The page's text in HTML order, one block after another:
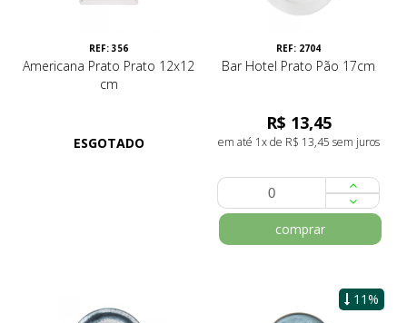
REF: 356
Americana Prato Prato 12x12
cm
ESGOTADO
REF: 2704
Bar Hotel Prato Pão 17cm
R$ 13,45
em até 1x de R$ 13,45 sem juros
comprar
11%